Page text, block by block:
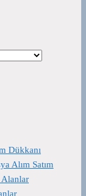
Dükkanı
Alım Satım